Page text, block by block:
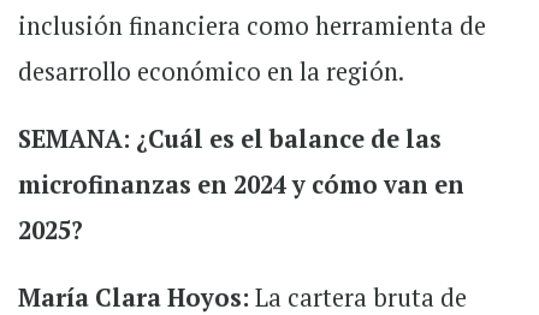
inclusión financiera como herramienta de
desarrollo económico en la región.
SEMANA: ¿Cuál es el balance de las
microfinanzas en 2024 y cómo van en
2025?
María Clara Hoyos: La cartera bruta de